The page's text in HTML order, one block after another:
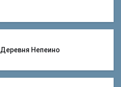
Деревня Непеино